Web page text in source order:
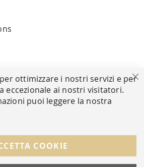
SECURE PAYMENTS
US ON SOCIAL MEDIA
ottimizzare i nostri servizi e per
eccezionale ai nostri visitatori.
puoi leggere la nostra
COOKIE